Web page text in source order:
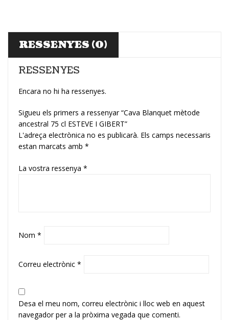
RESSENYES (0)
RESSENYES
Encara no hi ha ressenyes.
Sigueu els primers a ressenyar “Cava Blanquet mètode
ancestral 75 cl ESTEVE I GIBERT”
L'adreça electrònica no es publicarà. Els camps necessaris
estan marcats amb *
La vostra ressenya *
Nom *
Correu electrònic *
Desa el meu nom, correu electrònic i lloc web en aquest
navegador per a la pròxima vegada que comenti.